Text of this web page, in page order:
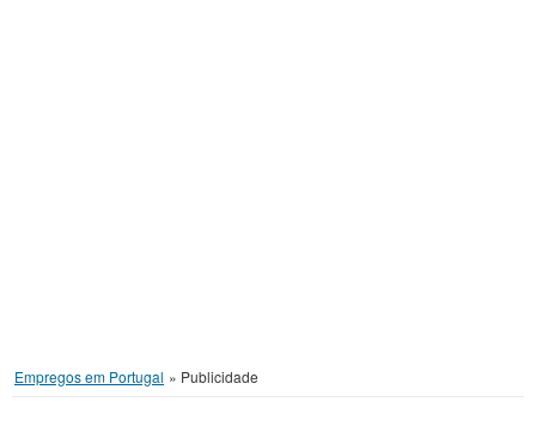
Empregos em Portugal » Publicidade